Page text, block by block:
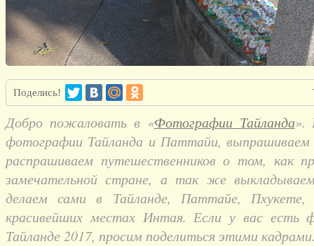
Поделись!
Добро пожаловать в «Фотографии Тайланда».
фотографии Тайланда и Паттайи, выпрашиваем
распрашиваем путешественников о том, как
замечательной стране, а так же
делаем сами в Тайланде, Паттайе,
красивейших местах Интая. Если у вас есть
Тайланде 2017, просим поделиться этими